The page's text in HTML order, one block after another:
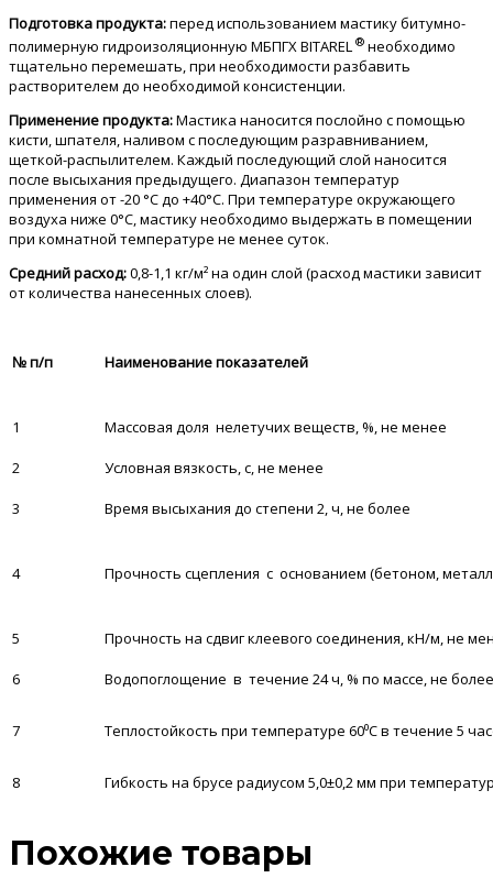
Подготовка продукта:перед использованием мастику битумно-
полимерную гидроизоляционную МБПГХ BITAREL ® необходимо
тщательно перемешать, при необходимости разбавить
растворителем до необходимой консистенции.
Применение продукта:Мастика наносится послойно с помощью
кисти, шпателя, наливом с последующим разравниванием,
щеткой-распылителем. Каждый последующий слой наносится
после высыхания предыдущего. Диапазон температур
применения от -20 °С до +40°С. При температуре окружающего
воздуха ниже 0°С, мастику необходимо выдержать в помещении
при комнатной температуре не менее суток.
Средний расход:0,8-1,1 кг/м² на один слой (расход мастики зависит
от количества нанесенных слоев).
№ п/п Наименование показателей
1 Массовая доля нелетучих веществ, %, не менее
2 Условная вязкость, с, не менее
3 Время высыхания до степени 2, ч, не более
4 Прочность сцепления с основанием (бетоном,
5 Прочность на сдвиг клеевого соединения, кН/м, не
6 Водопоглощение в течение 24 ч, % по массе, не более
7 Теплостойкость при температуре 60⁰С в течение 5
8 Гибкость на брусе радиусом 5,0±0,2 мм при
Похожие товары